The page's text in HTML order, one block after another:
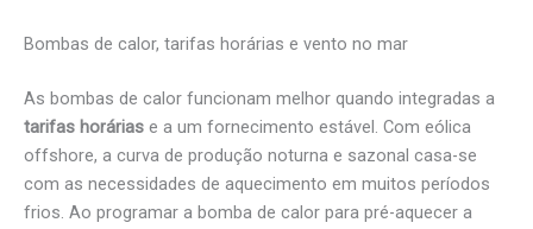
Bombas de calor, tarifas horárias e vento no mar
As bombas de calor funcionam melhor quando integradas a
tarifas horárias e a um fornecimento estável. Com eólica
offshore, a curva de produção noturna e sazonal casa-se
com as necessidades de aquecimento em muitos períodos
frios. Ao programar a bomba de calor para pré-aquecer a